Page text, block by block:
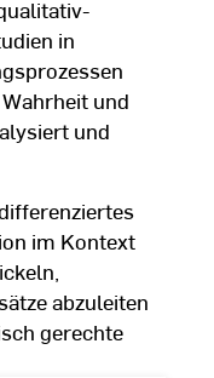
in
und
und
im Kontext
abzuleiten
gerechte